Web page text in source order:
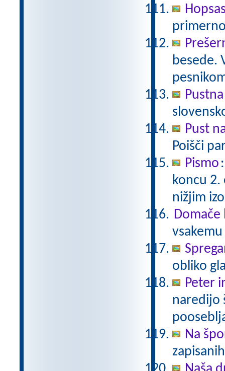
besede.
Pust
Poišči
Pismo
koncu 2.
nižjim
Domače
obliko
Peter
naredijo
Na